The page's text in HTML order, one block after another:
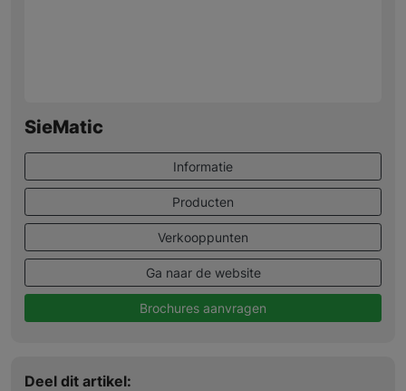
SieMatic
Informatie
Producten
Verkooppunten
Ga naar de website
Brochures aanvragen
Deel dit artikel: